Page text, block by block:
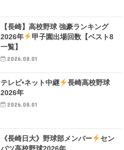
【長崎】高校野球 強豪ランキング
2026年
甲子園出場回数【ベスト8
一覧】
2026.08.01
テレビ•ネット中継
長崎高校野球
2026年
2026.08.01
《長崎日大》野球部メンバー
セン